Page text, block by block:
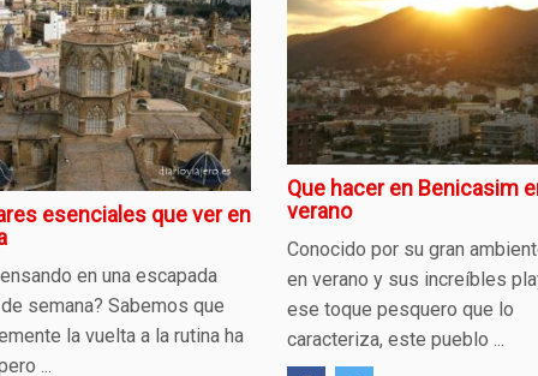
esenciales que ver en
en una escapada
semana? Sabemos que
la vuelta a la rutina ha
...
Que hacer en Benicasim
verano
Conocido por su gran
en verano y sus increíbles
ese toque pesquero que lo
caracteriza, este pueblo ...